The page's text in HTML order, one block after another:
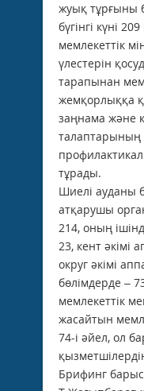
жуық тұрғыны
бүгінгі күні
мемлекеттік
үлестерін
тарапынан
жемқорлыққа
заңнама және
талаптарының
тұрады.
Шиелі ауданы
атқарушы
214, оның
23, кент әкімі
округ әкімі
бөлімдерде –
мемлекеттік
жасайтын
74-і әйел, ол
Брифинг